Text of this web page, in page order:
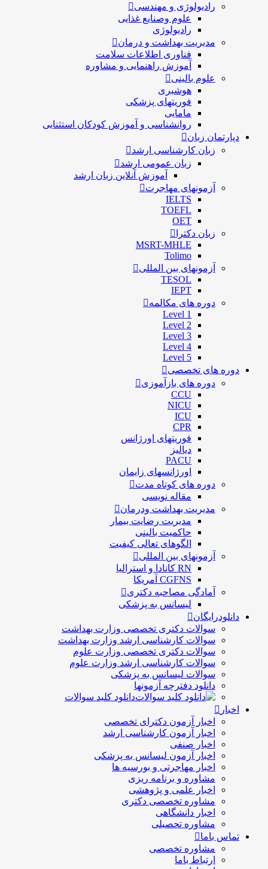
رادیولوژی و مهندسی
علوم وصنایع غذایی
رادیولوژی
مدیریت بهداشت و درمان
فناوری اطلاعات سلامت
آموزش راهنمایی و مشاوره
علوم بالینی
هوشبری
فوریتهای پزشکی
مامایی
روانشناسی و آموزش کودکان استثنایی
دپارتمان زبان
زبان کارشناسی ارشد
زبان عمومی ارشد
آموزش آنلاین زبان ارشد
آزمونهای مهاجرت
IELTS
TOEFL
OET
زبان دکترا
MSRT-MHLE
Tolimo
آزمونهای بین المللی
TESOL
IEPT
دوره های مکالمه
Level 1
Level 2
Level 3
Level 4
Level 5
دوره های تخصصی
دوره های بازآموزی
CCU
NICU
ICU
CPR
فوریتهای اورژانس
دیالیز
PACU
اورژانسهای زایمان
دوره های کوتاه مدت
مقاله نویسی
مدیریت بهداشت ودرمان
مديريت رضايت بيمار
حاكميت بالينی
الگوهای تعالی کيفيت
آزمونهای بین المللی
RN کانادا و استرالیا
CGFNS آمریکا
آمادگی مصاحبه دکتری
لیسانس به پزشکی
دانلودرایگان
سوالات دکتری تخصصی وزارت بهداشت
سوالات کارشناسی ارشد وزارت بهداشت
سوالات دکتری تخصصی وزارت علوم
سوالات کارشناسی ارشد وزارت علوم
سوالات لیسانس به پزشکی
دانلود دفترچه آزمونها
دانلود کلید سوالات
اخبار
اخبار آزمون دکترای تخصصی
اخبار آزمون کارشناسی ارشد
اخبار صنفی
اخبار آزمون لیسانس به پزشکی
اخبار مهاجرتی و بورسیه ها
مشاوره و برنامه ریزی
اخبار علمی و پژوهشی
مشاوره تخصصی دکتری
اخبار دانشگاهی
مشاوره تحصیلی
تماس باما
مشاوره تخصصی
ارتباط باما